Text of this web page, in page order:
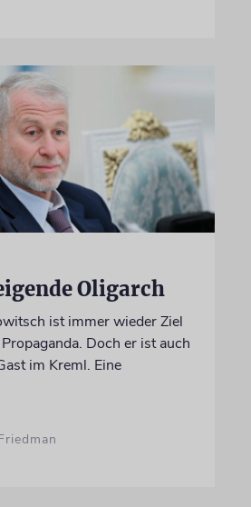
Oligarch
ist immer wieder Ziel
Doch er ist auch
im Kreml. Eine